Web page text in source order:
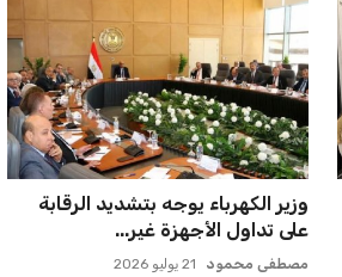
وزير الكهرباء يوجه بتشديد الرقابة
على تداول الأجهزة غير...
مصطفى محمود 21 يوليو 2026